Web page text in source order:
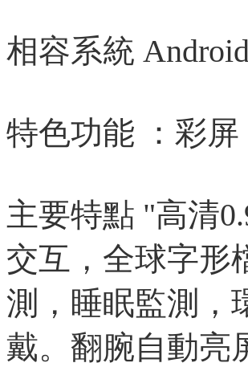
相容系統 Android
特色功能 ：彩
主要特點 "高清
交互，全球字形
測，睡眠監測，
戴。翻腕自動亮